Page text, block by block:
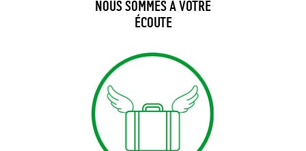
NOUS SOMMES À VOTRE
ÉCOUTE